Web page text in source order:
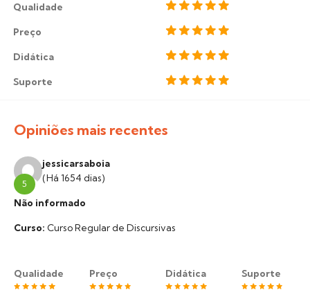
Qualidade
Preço
Didática
Suporte
Opiniões mais recentes
5
jessicarsaboia
(Há 1654 dias)
Não informado
Curso: Curso Regular de Discursivas
Qualidade Preço Didática Suporte